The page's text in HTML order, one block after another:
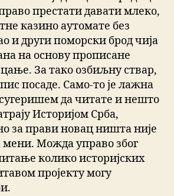
престати давати млеко,
казино аутомате без
и други поморски брод чија
на основу прописане
За тако озбиљну ствар,
посаде. Само-то је лажна
да читате и нешто
Историјом Срба,
за прави новац ништа није
мени. Можда управо због
колико историјских
пројекту могу